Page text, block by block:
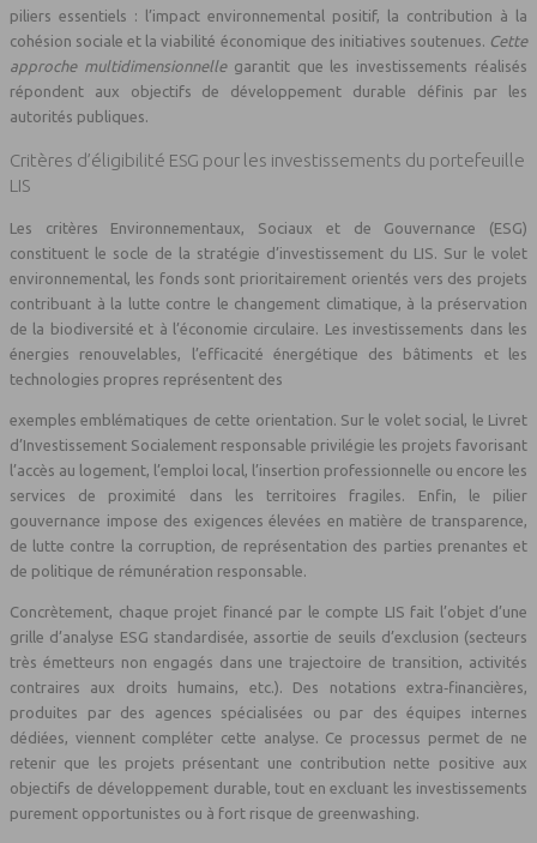
piliers essentiels : l’impact environnemental positif, la contribution à la
cohésion sociale et la viabilité économique des initiatives soutenues.
Cette
approche multidimensionnellegarantit que les investissements réalisés
répondent aux objectifs de développement durable définis par les
autorités publiques.
Critères d’éligibilité ESG pour les investissements du portefeuille
LIS
Les critères Environnementaux, Sociaux et de Gouvernance (ESG)
constituent le socle de la stratégie d’investissement du LIS. Sur le volet
environnemental, les fonds sont prioritairement orientés vers des projets
contribuant à la lutte contre le changement climatique, à la préservation
de la biodiversité et à l’économie circulaire. Les investissements dans les
énergies renouvelables, l’efficacité énergétique des bâtiments et les
technologies propres représentent des
exemples emblématiques de cette orientation. Sur le volet social, le Livret
d’Investissement Socialement responsable privilégie les projets favorisant
l’accès au logement, l’emploi local, l’insertion professionnelle ou encore les
services de proximité dans les territoires fragiles. Enfin, le pilier
gouvernance impose des exigences élevées en matière de transparence,
de lutte contre la corruption, de représentation des parties prenantes et
de politique de rémunération responsable.
Concrètement, chaque projet financé par le compte LIS fait l’objet d’une
grille d’analyse ESG standardisée, assortie de seuils d’exclusion (secteurs
très émetteurs non engagés dans une trajectoire de transition, activités
contraires aux droits humains, etc.). Des notations extra‑financières,
produites par des agences spécialisées ou par des équipes internes
dédiées, viennent compléter cette analyse. Ce processus permet de ne
retenir que les projets présentant une contribution nette positive aux
objectifs de développement durable, tout en excluant les investissements
purement opportunistes ou à fort risque de greenwashing.